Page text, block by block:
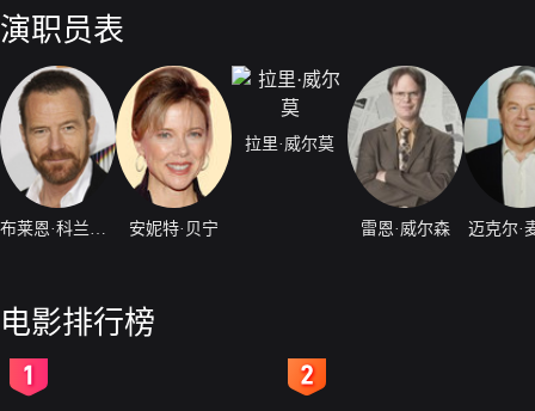
演职员表
安妮特·贝宁
拉里·威尔莫
雷恩·威尔森 迈克尔·
电影排行榜